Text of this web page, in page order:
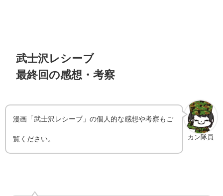
武士沢レシーブ
最終回の感想・考察
カン隊員
漫画「武士沢レシーブ」の個人的な感想や考察もご
覧ください。